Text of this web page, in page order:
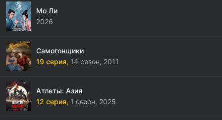
Мо Ли
2026
Самогонщики
19 серия, 14 сезон, 2011
Атлеты: Азия
12 серия, 1 сезон, 2025